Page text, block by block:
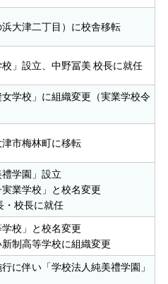
大津二丁目）に校舎移転
校」設立、中野冨美 校長に就任
女学校」に組織変更（実業学校令
市梅林町に移転
禮学園」設立
実業学校」と校名変更
・校長に就任
学校」と校名変更
制高等学校に組織変更
に伴い「学校法人純美禮学園」